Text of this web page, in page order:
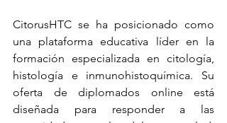
CitorusHTC se ha posicionado como
una plataforma educativa líder en la
formación especializada en citología,
histología e inmunohistoquímica. Su
oferta de diplomados online está
diseñada para responder a las